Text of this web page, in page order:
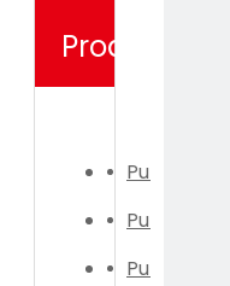
Produit